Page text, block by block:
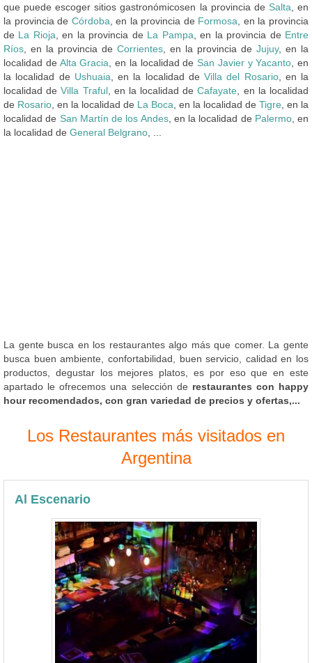
que puede escoger sitios gastronómicosen la provincia de Salta , en
la provincia de Córdoba , en la provincia de Formosa , en la provincia
de La Rioja , en la provincia de La Pampa , en la provincia de Entre
Ríos , en la provincia de Corrientes , en la provincia de Jujuy, en la
localidad de Alta Gracia , en la localidad de San Javier y Yacanto , en
la localidad de Ushuaia , en la localidad de Villa del Rosario, en la
localidad deVilla Traful, en la localidad deCafayate , en la localidad
de Rosario , en la localidad de La Boca , en la localidad de Tigre , en la
localidad de San Martín de los Andes, en la localidad de Palermo, en
la localidad de General Belgrano
La gente busca en los restaurantes algo más que comer. La gente
busca buen ambiente, confortabilidad, buen servicio, calidad en los
productos, degustar los mejores platos, es por eso que en este
apartado le ofrecemos una selección de restaurantes con happy
hour recomendados, con gran variedad de precios y ofertas,...
Los Restaurantes más visitados en
Argentina
Al Escenario